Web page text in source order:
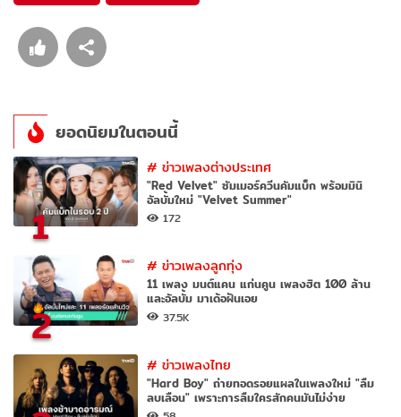
ยอดนิยมในตอนนี้
1
#ข่าวเพลงต่างประเทศ
"Red Velvet" ซัมเมอร์ควีนคัมแบ็ก พร้อมมินิ
อัลบั้มใหม่ "Velvet Summer"
172
2
#ข่าวเพลงลูกทุ่ง
11 เพลง มนต์แคน แก่นคูน เพลงฮิต 100 ล้าน
และอัลบั้ม มาเด้อฝันเอย
37.5K
#ข่าวเพลงไทย
"Hard Boy" ถ่ายทอดรอยแผลในเพลงใหม่ "ลืม
ลบเลือน" เพราะการลืมใครสักคนมันไม่ง่าย